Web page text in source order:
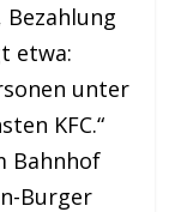
etwa:
unter
KFC.“
Bahnhof
Burger